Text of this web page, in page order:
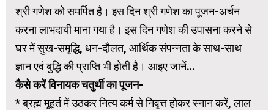
श्री गणेश को समर्पित है। इस दिन श्री गणेश का पूजन-अर्चन
करना लाभदायी माना गया है। इस दिन गणेश की उपासना करने से
घर में सुख-समृद्धि, धन-दौलत, आर्थिक संपन्नता के साथ-साथ
ज्ञान एवं बुद्धि की प्राप्ति भी होती है। आइए जानें…
कैसे करें विनायक चतुर्थी का पूजन-
* ब्रह्म मूहर्त में उठकर नित्य कर्म से निवृत्त होकर स्नान करें, लाल